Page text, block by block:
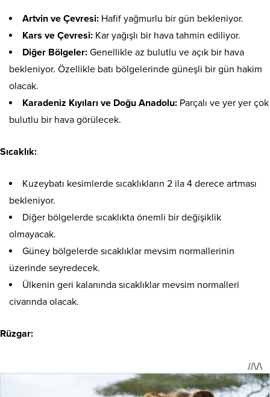
Artvin ve Çevresi: Hafif yağmurlu bir gün bekleniyor.
Kars ve Çevresi: Kar yağışlı bir hava tahmin ediliyor.
Diğer Bölgeler: Genellikle az bulutlu ve açık bir hava
bekleniyor. Özellikle batı bölgelerinde güneşli bir gün hakim
olacak.
Karadeniz Kıyıları ve Doğu Anadolu: Parçalı ve yer yer çok
bulutlu bir hava görülecek.
Sıcaklık:
Kuzeybatı kesimlerde sıcaklıkların 2 ila 4 derece artması
bekleniyor.
Diğer bölgelerde sıcaklıkta önemli bir değişiklik
olmayacak.
Güney bölgelerde sıcaklıklar mevsim normallerinin
üzerinde seyredecek.
Ülkenin geri kalanında sıcaklıklar mevsim normalleri
civarında olacak.
Rüzgar: